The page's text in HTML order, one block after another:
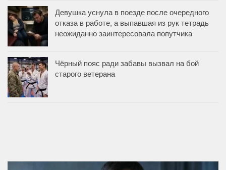
Девушка уснула в поезде после очередного
отказа в работе, а выпавшая из рук тетрадь
неожиданно заинтересовала попутчика
Чёрный пояс ради забавы вызвал на бой
старого ветерана